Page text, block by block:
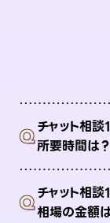
Qチャット相
所要時間は？
Qチャット相
相場の金額